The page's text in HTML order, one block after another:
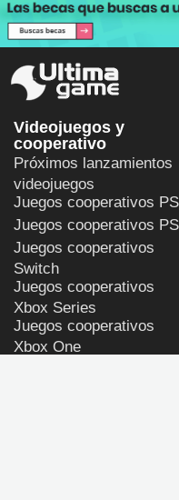
Videojuegos y
cooperativo
Próximos lanzamientos
videojuegos
Juegos cooperativos
Juegos cooperativos
Juegos cooperativos
Switch
Juegos cooperativos
Xbox Series
Juegos cooperativos
Xbox One